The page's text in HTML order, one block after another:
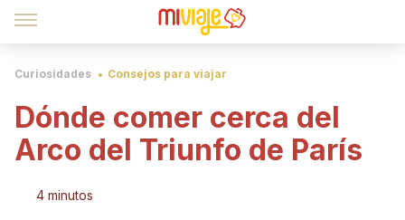
Curiosidades Consejos para viajar
Dónde comer cerca del
Arco del Triunfo de París
4 minutos